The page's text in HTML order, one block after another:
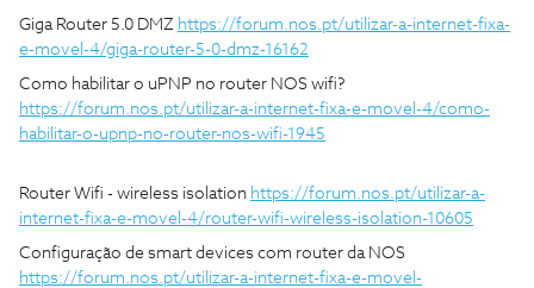
Giga Router 5.0 DMZ https://forum.nos.pt/utilizar-a-internet-fixa-
e-movel-4/giga-router-5-0-dmz-16162
Como habilitar o uPNP no router NOS wifi?
https://forum.nos.pt/utilizar-a-internet-fixa-e-movel-4/como-
habilitar-o-upnp-no-router-nos-wifi-1945
Router Wifi - wireless isolation https://forum.nos.pt/utilizar-a-
internet-fixa-e-movel-4/router-wifi-wireless-isolation-10605
Configuração de smart devices com router da NOS
https://forum.nos.pt/utilizar-a-internet-fixa-e-movel-